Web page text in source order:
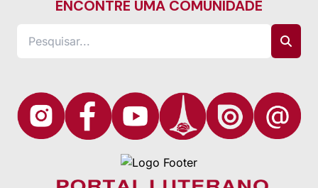
ENCONTRE UMA COMUNIDADE